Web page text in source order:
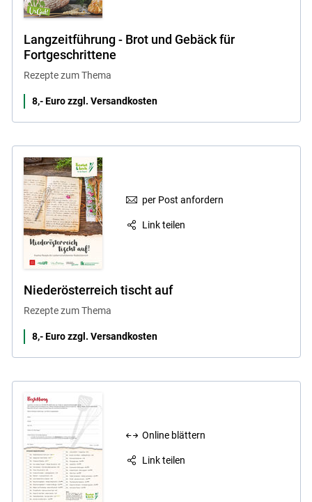
Langzeitführung - Brot und Gebäck für
Fortgeschrittene
Rezepte zum Thema
8,- Euro zzgl. Versandkosten
per Post anfordern
Link teilen
Niederösterreich tischt auf
Rezepte zum Thema
8,- Euro zzgl. Versandkosten
Online blättern
Link teilen